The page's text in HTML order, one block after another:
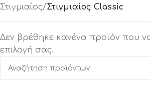
Στιγμιαίος/Στιγμιαίος Classic
Δεν βρέθηκε κανένα προϊόν που να
επιλογή σας.